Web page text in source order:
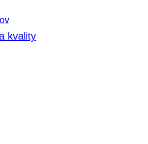
kvality